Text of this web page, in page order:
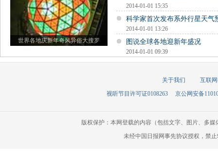
世界各地庆新年奇风异俗大搜罗
2014-01-01 15:35
科学家首次发布系外行星天气
2014-01-01 13:26
图说全球各地迎新年盛况
2014-01-01 09:39
关于我们
互联
视听节目许可证0108263
京公网安备
版权保护：本网登载的内容（包括文字、图片、多
未经中国日报网事先协议授权，禁止